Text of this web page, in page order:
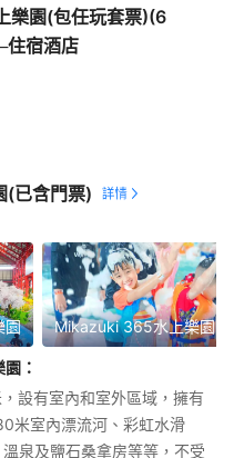
園(包任玩套票)(6
住宿酒店
(已含門票)
園 Mikazuki 365水上樂園
園 ：
設有室內和室外區域，擁有
米室內漂流河、彩虹水滑
泉及鹽石桑拿房等等，不受